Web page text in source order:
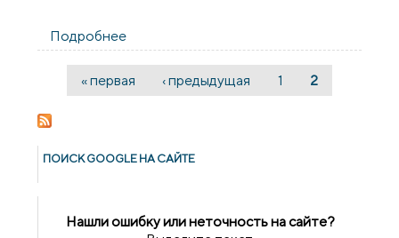
Подробнее
Успенскую Почаевскую лавру
Страницы
« первая ‹ предыдущая 1 2
ПОИСК GOОGLE НА САЙТЕ
Нашли ошибку или неточность на сайте?